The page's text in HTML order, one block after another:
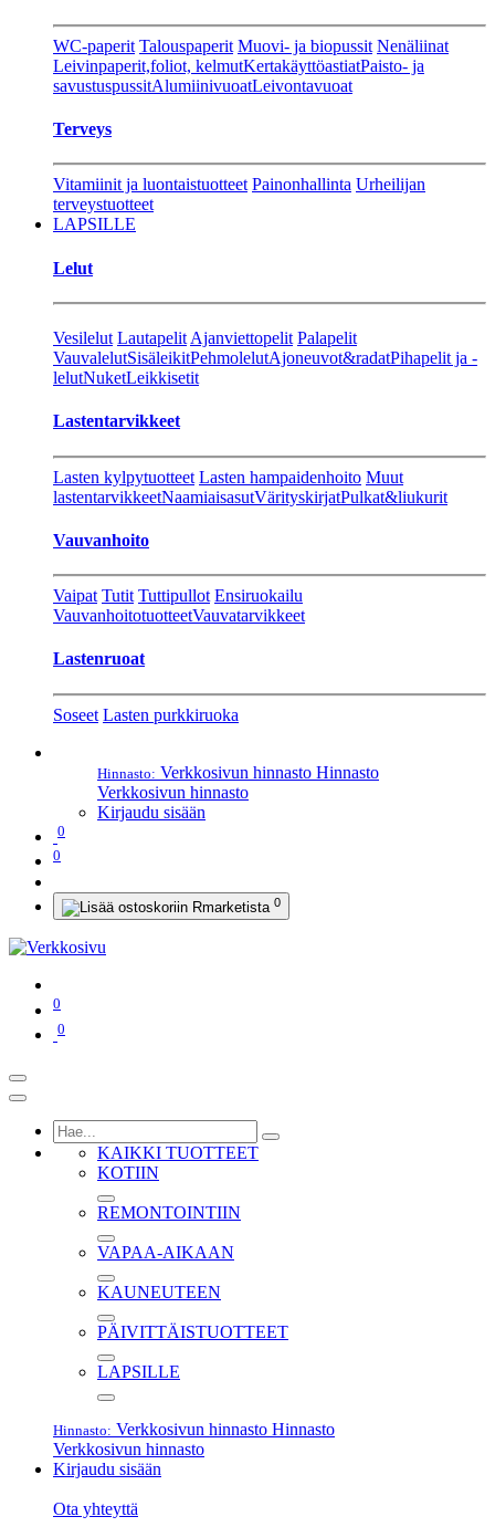
WC-paperit Talouspaperit Muovi- ja biopussit Nenäliinat
Leivinpaperit,foliot, kelmutKertakäyttöastiatPaisto- ja
savustuspussitAlumiinivuoatLeivontavuoat
Terveys
Vitamiinit ja luontaistuotteet Painonhallinta Urheilijan
terveystuotteet
LAPSILLE
Lelut
Vesilelut Lautapelit Ajanviettopelit Palapelit
VauvalelutSisäleikitPehmolelutAjoneuvot&radatPihapelit ja -
lelutNuketLeikkisetit
Lastentarvikkeet
Lasten kylpytuotteet Lasten hampaidenhoito Muut
lastentarvikkeetNaamiaisasutVärityskirjatPulkat&liukurit
Vauvanhoito
Vaipat Tutit Tuttipullot Ensiruokailu
VauvanhoitotuotteetVauvatarvikkeet
Lastenruoat
Soseet Lasten purkkiruoka
Hinnasto: Verkkosivun hinnasto Hinnasto
Verkkosivun hinnasto
Kirjaudu sisään
0
0
0
0
0
KAIKKI TUOTTEET
KOTIIN
REMONTOINTIIN
VAPAA-AIKAAN
KAUNEUTEEN
PÄIVITTÄISTUOTTEET
LAPSILLE
Hinnasto: Verkkosivun hinnasto Hinnasto
Verkkosivun hinnasto
Kirjaudu sisään
Ota yhteyttä